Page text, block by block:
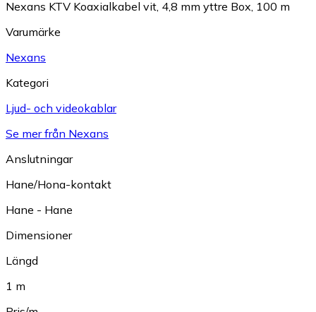
Nexans KTV Koaxialkabel vit, 4,8 mm yttre Box, 100 m
Varumärke
Nexans
Kategori
Ljud- och videokablar
Se mer från Nexans
Anslutningar
Hane/Hona-kontakt
Hane - Hane
Dimensioner
Längd
1 m